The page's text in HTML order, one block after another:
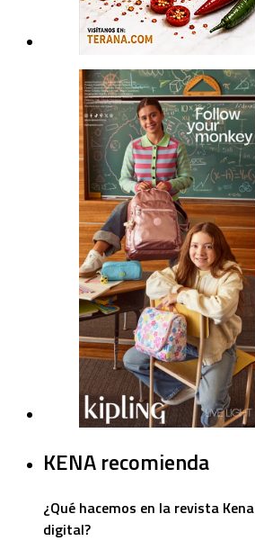
KENA recomienda
¿Qué hacemos en la revista Kena
digital?